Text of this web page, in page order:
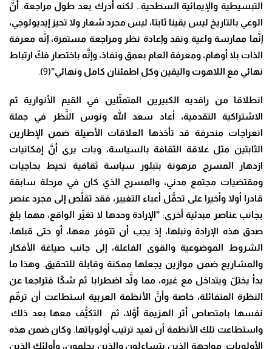
التبسيطية والإيمائية السطحية
لكنه أدرك بعد طول مراجعة: أنَّ
الوعي بالتاريخ ليس يقينا ثابتا، ليس مجرد شعار ولا تحيز إيديولوجي،
إنَّما ممارسة واعية ونقد وإعادة نظر ومراجعة مستمرة، إنَّه معرفة
الذات بلا أوهام، ومعرفة العام بعمق ونفاذ، وإنَّه باختصار فكّ ارتباط
نهائي مع اللاهوت واليقين وكل اطمئنان كامل ونهائي”(9
)
انطلاقا من رافديه الكبيرين المتمثّلين في القيم الأنوارية ثم
الاشتراكية التقدمية، أعاد سعد الله ونوس النَّظر في جملة
انعراجات منحرفة قد تأخذها العلاقات الأصيلة ضمن الإطارين
الثابتين مثل علاقة الثقافة بالسياسة، وبات يرى أنَّ إمكانيات
ازدهار المسرح مرهونة بتبلور سياسة ثقافية تحيط بحاجيات
ومقتضيات مجتمع مدني، والمسرح الذي كان في مرحلة سابقة
قادرا أولا وأخيرا على تحمُّل أعباء التغيير، فقد تقلَّص إلى مجرد عنصر
بجانب عناصر مبدئية أخرى: ”الإرادة وحدها لا تغيِّر الواقع، مهما بلغ
صدق هذه الإرادة ونبلها، إذ يجب أن تتوفر معها، أو حتى قبلها،
الشروط الموضوعية والقوى الفاعلة، إلى جانب صياغة الأفكار
والمشاريع ضمن موازين يجعلها ممكنة وقابلة للتحقيق وهذا ما
بدأ يختلّ ويتداخل مع غيره، مما ولَّد اضطرابا ثم شكّا فتراجعا عن
النظرة المتفائلة، خاصة وأنَّ الأنظمة العربية استطاعت أن ترمِّم
نفسها بامتصاص أثر الهزيمة أوَّلا، ثم التكيُّف معها بعد ذلك
واستطاعت تلك الأنظمة أن تعيد ترتيب أولوياتها وكان ضمن هذه
الأولويات: مواجهة الذين يتساءلون والذين يحلمون، وأولئك الذين